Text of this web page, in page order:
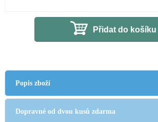
Přidat do košíku
Popis zboží
Dopravné od dvou kusů zdarma